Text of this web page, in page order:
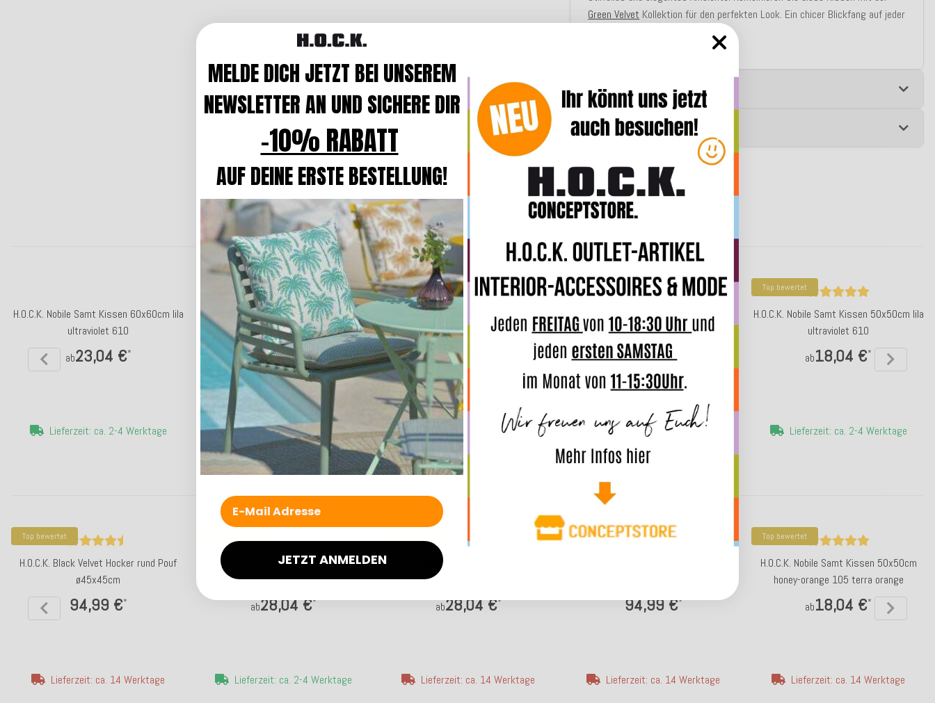
Green Velvet Kollektion für den perfekten Look. Ein chicer Blickfang auf jeder
Merkmale
Angaben zur Produktsicherheit
Weitere Produkte aus der Serie Nobile Samt
H.O.C.K. Nobile Samt Kissen 60x60cm lila
ultraviolet 610
ab23,04 €*
Lieferzeit: ca. 2-4 Werktage
H.O.C.K. Nobile Samt Kissen 60x60cm
salmon 615 lachs
ab23,04 €*
Lieferzeit: ca. 2-4 Werktage
Top bewertet
H.O.C.K. Nobile Samt Kissen 60x60cm
honey-orange 105 terra orange
ab23,04 €
Lieferzeit: ca. 14 Werktage
Top bewertet
H.O.C.K. Nobile Samt Kissen 60x60cm
deep-sky-blue 016 blau
ab23,04 €
Lieferzeit: ca. 5-7 Werktage
Top bewertet
H.O.C.K. Nobile Samt Kissen 50x50cm lila
ultraviolet 610
ab18,04 €*
Lieferzeit: ca. 2-4 Werktage
Das passt dazu:
Top bewertet
H.O.C.K. Black Velvet Hocker rund Pouf
ø45x45cm
94,99 €*
Lieferzeit: ca. 14 Werktage
H.O.C.K. Black Velvet Kissen 60x40cm
ab28,04 €*
Lieferzeit: ca. 2-4 Werktage
H.O.C.K. Colourful Velvet Kissen 50x50cm
ab28,04 €*
Lieferzeit: ca. 14 Werktage
Top bewertet
94,99 €*
Lieferzeit: ca. 14 Werktage
Top bewertet
H.O.C.K. Nobile Samt Kissen 50x50cm
honey-orange 105 terra orange
ab18,04 €*
Lieferzeit: ca. 14 Werktage
MELDE DICH JETZT BEI UNSEREM
NEWSLETTER AN UND SICHERE DIR
-10% RABATT
AUF DEINE ERSTE BESTELLUNG!
JETZT ANMELDEN